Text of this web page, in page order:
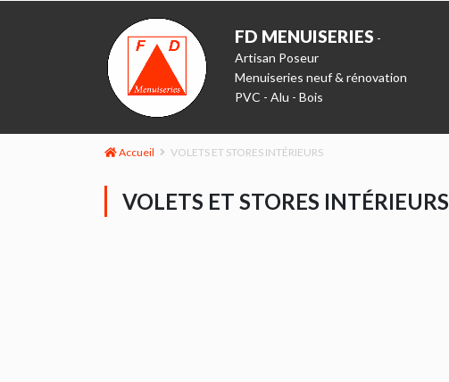
FD MENUISERIES -
Artisan Poseur
Menuiseries neuf & rénovation
PVC - Alu - Bois
Accueil VOLETS ET STORES INTÉRIEURS
VOLETS ET STORES INTÉRIEURS